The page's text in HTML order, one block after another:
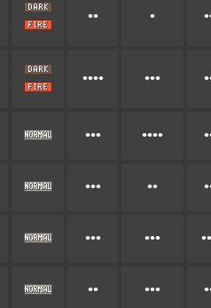
•• •
•••• •••
••• ••••
••• ••
••• •••
•• •••